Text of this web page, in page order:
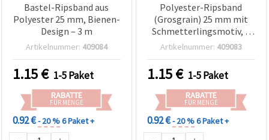
Bastel-Ripsband aus
Polyester 25 mm, Bienen-
Design – 3 m
Artikelnummer: 409084
1.15€ 1-5 Paket
RABATTE
FÜR MENGE
0.92 €- 20 %6 Paket +
Polyester-Ripsband
(Grosgrain) 25 mm mit
Schmetterlingsmotiv, 3
m
Artikelnummer: 409083
1.15€ 1-5 Paket
RABATTE
FÜR MENGE
0.92 €- 20 %6 Paket +